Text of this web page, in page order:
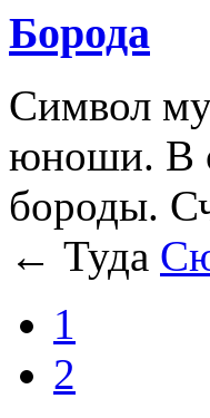
Борода
Символ
юноши. В
бороды.
← Туда
1
2